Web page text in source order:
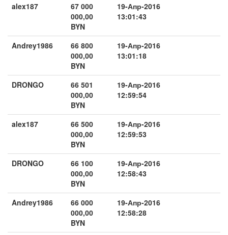
alex187
67 000
000,00
BYN
19-Апр-2016
13:01:43
Andrey1986
66 800
000,00
BYN
19-Апр-2016
13:01:18
DRONGO
66 501
000,00
BYN
19-Апр-2016
12:59:54
alex187
66 500
000,00
BYN
19-Апр-2016
12:59:53
DRONGO
66 100
000,00
BYN
19-Апр-2016
12:58:43
Andrey1986
66 000
000,00
BYN
19-Апр-2016
12:58:28